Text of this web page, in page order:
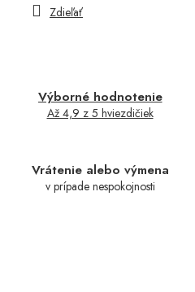
Výborné hodnotenie
Až 4,9 z 5 hviezdičiek
Vrátenie alebo výmena
v prípade nespokojnosti
Zdieľať